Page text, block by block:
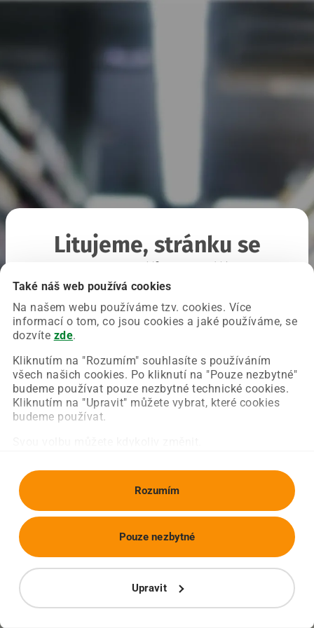
Také náš web používá cookies
Na našem webu používáme tzv. cookies. Více
informací o tom, co jsou cookies a jaké používáme, se
dozvíte zde.
Kliknutím na "Rozumím" souhlasíte s používáním
všech našich cookies. Po kliknutí na "Pouze nezbytné"
budeme používat pouze nezbytné technické cookies.
Kliknutím na "Upravit" můžete vybrat, které cookies
budeme používat.
Rozumím
Upravit
Pouze nezbytné
Litujeme, stránku se
Chyba nastala na naší straně a už ji opravujeme.
Zkuste prosím znovu načíst požadovanou stránku.
Obnovit stránku Úvodní strana